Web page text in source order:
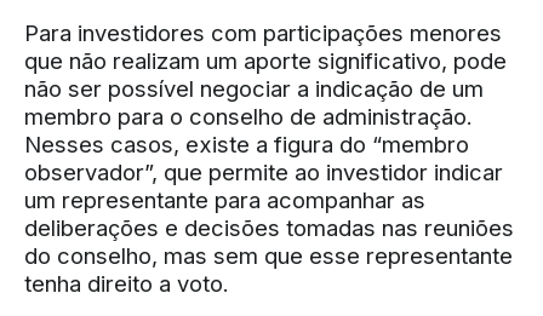
Para investidores com participações menores
que não realizam um aporte significativo, pode
não ser possível negociar a indicação de um
membro para o conselho de administração.
Nesses casos, existe a figura do “membro
observador”, que permite ao investidor indicar
um representante para acompanhar as
deliberações e decisões tomadas nas reuniões
do conselho, mas sem que esse representante
tenha direito a voto.